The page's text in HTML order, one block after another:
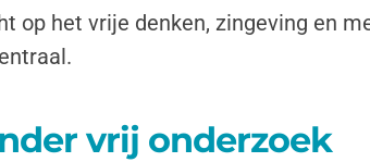
het vrije denken, zingeving en
vrij onderzoek